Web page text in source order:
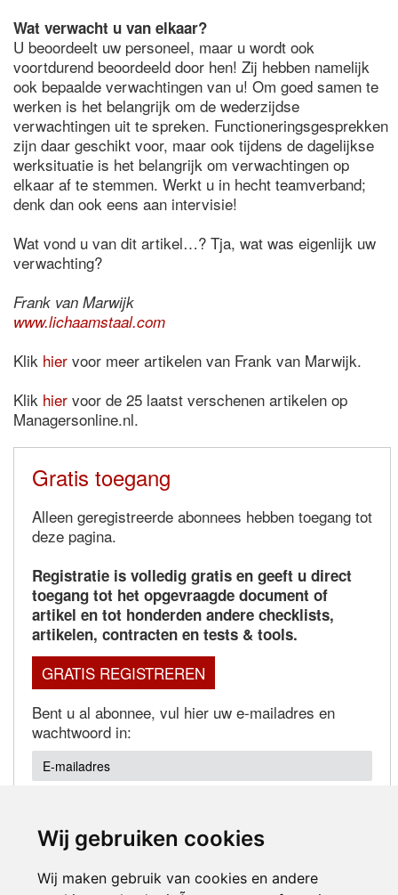
Wij gebruiken cookies
Wij maken gebruik van cookies en andere
Wat verwacht u van elkaar?
U beoordeelt uw personeel, maar u wordt ook
voortdurend beoordeeld door hen! Zij hebben namelijk
ook bepaalde verwachtingen van u! Om goed samen te
werken is het belangrijk om de wederzijdse
verwachtingen uit te spreken. Functioneringsgesprekken
zijn daar geschikt voor, maar ook tijdens de dagelijkse
werksituatie is het belangrijk om verwachtingen op
elkaar af te stemmen. Werkt u in hecht teamverband;
denk dan ook eens aan intervisie!
Wat vond u van dit artikel…? Tja, wat was eigenlijk uw
verwachting?
Frank van Marwijk
www.lichaamstaal.com
Klik hier voor meer artikelen van Frank van Marwijk.
Klik hier voor de 25 laatst verschenen artikelen op
Managersonline.nl.
Gratis toegang
Alleen geregistreerde abonnees hebben toegang tot
deze pagina.
Registratie is volledig gratis en geeft u direct
toegang tot het opgevraagde document of
artikel en tot honderden andere checklists,
artikelen, contracten en tests & tools.
GRATIS REGISTREREN
Bent u al abonnee, vul hier uw e-mailadres en
wachtwoord in:
Wachtwoord vergeten?